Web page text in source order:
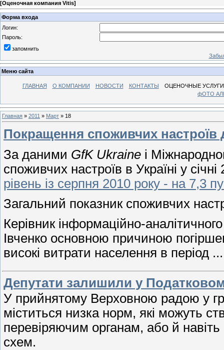
[Оценочная компания Vitis]
Форма входа
Логин:
Пароль:
запомнить
Меню сайта
ГЛАВНАЯ О КОМПАНИИ НОВОСТИ КОНТАКТЫ
ОЦЕНОЧНЫЕ УСЛУГИ
фОТО
Главная » 2011 » Март » 18
Покращення споживчих настроїв
За даними GfK Ukraine і
споживчих настроїв в Україні у
рівень із серпня 2010 року - на 7,3
Загальний показник споживчих
Керівник інформаційно-
Івченко основною причиною
високі витрати населення в період
Депутати залишили у
У прийнятому Верховною радою у
міститься низка норм, які можуть
перевіряючим органам, або й навіть
схем.